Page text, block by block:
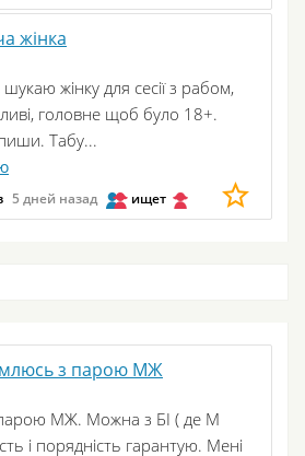
жінка
жінку для сесії з рабом,
головне щоб було 18+.
Табу...
5 дней назад ищет
з парою МЖ
МЖ. Можна з БІ ( де М
і порядність гарантую. Мені